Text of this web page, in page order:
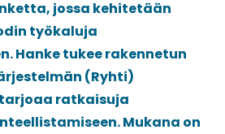
jossa kehitetään
työkaluja
Hanke tukee rakennetun
(Ryhti)
ratkaisuja
Mukana on